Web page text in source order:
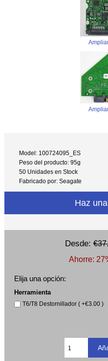
Model: 100724095_ES
Peso del producto: 95g
50 Unidades en Stock
Fabricado por: Seagate
Haz
Desde:
Ahorre:
Elija una opción:
Herramienta
T6/T8 Destornillador ( +€3.00 )